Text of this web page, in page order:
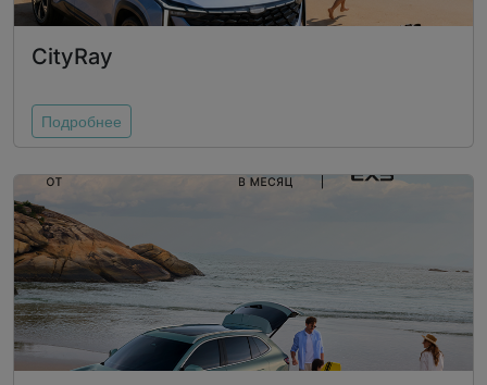
CityRay
Подробнее